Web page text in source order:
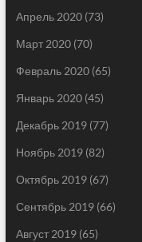
Апрель 2020(73)
Март 2020(70)
Февраль 2020(65)
Январь 2020(45)
Декабрь 2019(77)
Ноябрь 2019(82)
Октябрь 2019(67)
Сентябрь 2019(66)
Август 2019(65)